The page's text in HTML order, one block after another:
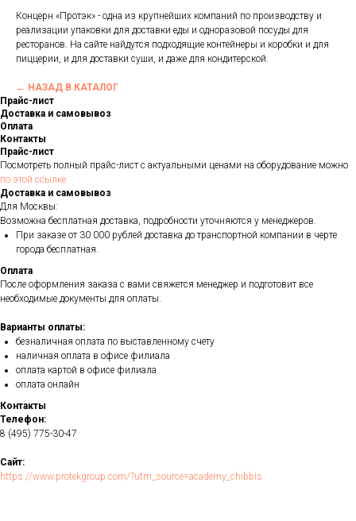
Концерн «Протэк» - одна из крупнейших компаний по производству и
реализации упаковки для доставки еды и одноразовой посуды для
ресторанов. На сайте найдутся подходящие контейнеры и коробки и для
пиццерии, и для доставки суши, и даже для кондитерской.
← НАЗАД В КАТАЛОГ
Прайс-лист
Доставка и самовывоз
Оплата
Контакты
Прайс-лист
Посмотреть полный прайс-лист с актуальными ценами на оборудование можно
по этой ссылке
Доставка и самовывоз
Для Москвы:
Возможна бесплатная доставка, подробности уточняются у менеджеров.
При заказе от 30 000 рублей доставка до транспортной компании в черте
города бесплатная.
Оплата
После оформления заказа с вами свяжется менеджер и подготовит все
необходимые документы для оплаты.
Варианты оплаты:
безналичная оплата по выставленному счету
наличная оплата в офисе филиала
оплата картой в офисе филиала
оплата онлайн
Контакты
Телефон:
8 (495) 775-30-47
Сайт:
https://www.protekgroup.com/?utm_source=academy_chibbis